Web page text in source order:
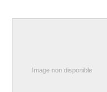
Image non disponible